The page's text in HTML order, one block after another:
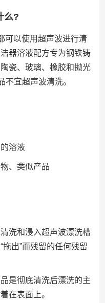
么?
可以使用超声波进行清
器溶液配方专为钢铁铸
瓷、玻璃、橡胶和抛光
不宜超声波清洗。
溶液
、类似产品
洗和浸入超声波漂洗槽
出”而残留的任何残留
是彻底清洗后漂洗的主
在表面上。